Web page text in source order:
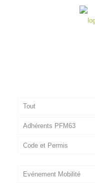
Tout
Adhérents PFM63
Code et Permis
Evénement Mobilité